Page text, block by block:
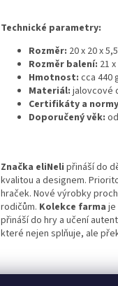
Technické parametry:
Rozměr: 20 x 20 x
Rozměr balení: 21
Hmotnost: cca 440
Materiál: jalovcové
Certifikáty a
Doporučený věk:
Značka eliNeli přináší do
kvalitou a designem.
hraček. Nové výrobky
rodičům. Kolekce farma je
přináší do hry a učení
které nejen splňuje, ale